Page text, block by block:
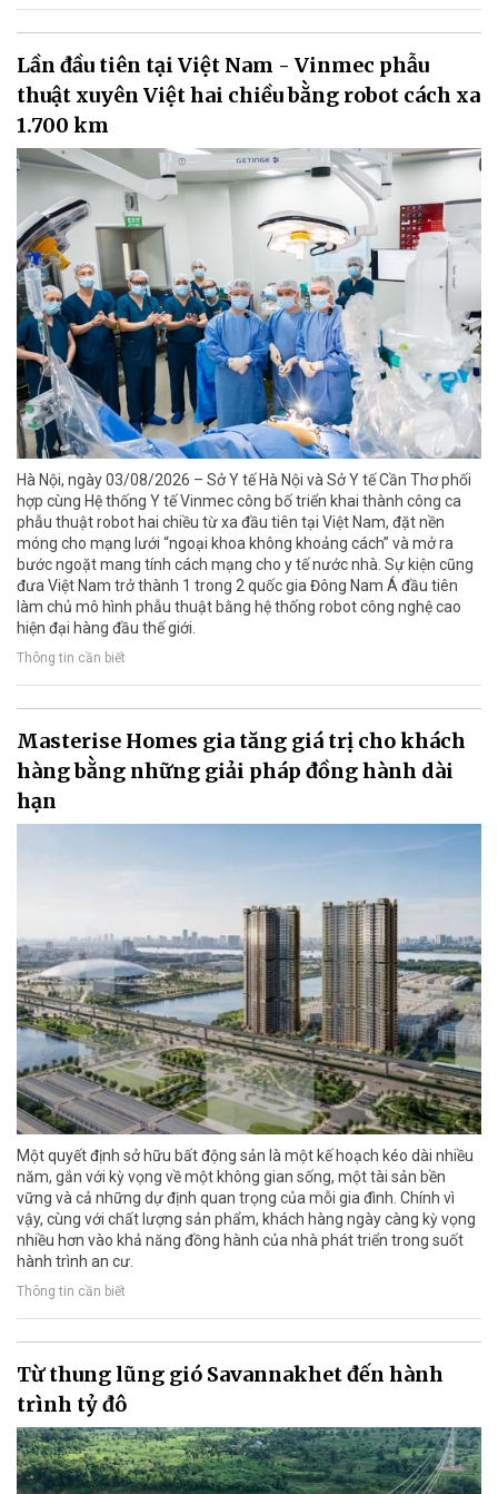
Lần đầu tiên tại Việt Nam - Vinmec phẫu
thuật xuyên Việt hai chiều bằng robot cách xa
1.700 km
Hà Nội, ngày 03/08/2026 – Sở Y tế Hà Nội và Sở Y tế Cần Thơ phối
hợp cùng Hệ thống Y tế Vinmec công bố triển khai thành công ca
phẫu thuật robot hai chiều từ xa đầu tiên tại Việt Nam, đặt nền
móng cho mạng lưới “ngoại khoa không khoảng cách” và mở ra
bước ngoặt mang tính cách mạng cho y tế nước nhà. Sự kiện cũng
đưa Việt Nam trở thành 1 trong 2 quốc gia Đông Nam Á đầu tiên
làm chủ mô hình phẫu thuật bằng hệ thống robot công nghệ cao
hiện đại hàng đầu thế giới.
Thông tin cần biết
Masterise Homes gia tăng giá trị cho khách
hàng bằng những giải pháp đồng hành dài
hạn
Một quyết định sở hữu bất động sản là một kế hoạch kéo dài nhiều
năm, gắn với kỳ vọng về một không gian sống, một tài sản bền
vững và cả những dự định quan trọng của mỗi gia đình. Chính vì
vậy, cùng với chất lượng sản phẩm, khách hàng ngày càng kỳ vọng
nhiều hơn vào khả năng đồng hành của nhà phát triển trong suốt
hành trình an cư.
Thông tin cần biết
Từ thung lũng gió Savannakhet đến hành
trình tỷ đô